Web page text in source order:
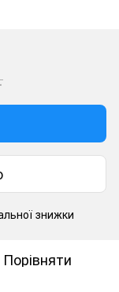
знижки
Порівняти